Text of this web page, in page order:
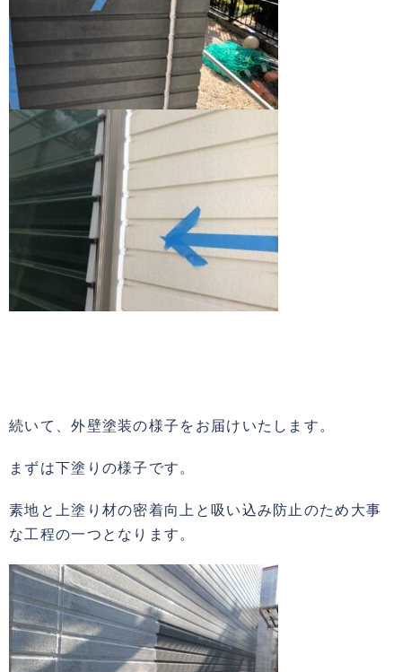
続いて、外壁塗装の様子をお届けいたします。
まずは下塗りの様子です。
素地と上塗り材の密着向上と吸い込み防止のため大事
な工程の一つとなります。